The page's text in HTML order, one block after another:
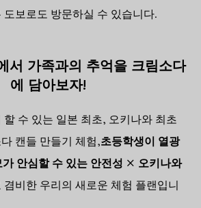
보로도 방문하실 수 있습니다.
서 가족과의 추억을 크림소다
에 담아보자!
수 있는 일본 최초, 오키나와 최초
캔들 만들기 체험,초등학생이 열광
안심할 수 있는 안전성 × 오키나와
비한 우리의 새로운 체험 플랜입니